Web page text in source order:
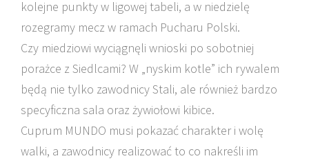
kolejne punkty w ligowej tabeli, a w niedzielę
rozegramy mecz w ramach Pucharu Polski.
Czy miedziowi wyciągnęli wnioski po sobotniej
porażce z Siedlcami? W „nyskim kotle” ich rywalem
będą nie tylko zawodnicy Stali, ale również bardzo
specyficzna sala oraz żywiołowi kibice.
Cuprum MUNDO musi pokazać charakter i wolę
walki, a zawodnicy realizować to co nakreśli im